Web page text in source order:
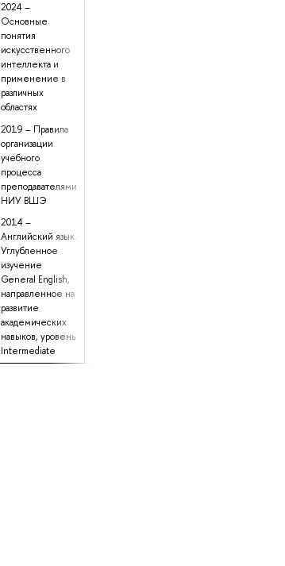
2024 –
Основные
понятия
искусственного
интеллекта и
применение в
различных
областях
2019 – Правила
организации
учебного
процесса
преподавателями
НИУ ВШЭ
2014 –
Английский язык.
Углубленное
изучение
General English,
направленное на
развитие
академических
навыков, уровень
Intermediate